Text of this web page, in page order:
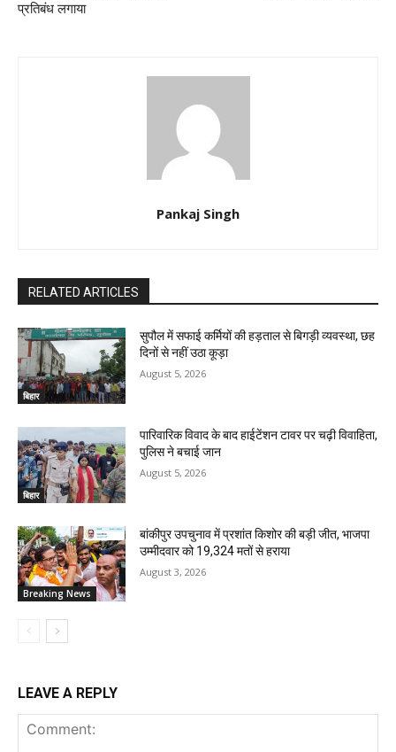
प्रतिबंध लगाया
Pankaj Singh
RELATED ARTICLES
बिहार
सुपौल में सफाई कर्मियों की हड़ताल से बिगड़ी व्यवस्था, छह
दिनों से नहीं उठा कूड़ा
August 5, 2026
बिहार
पारिवारिक विवाद के बाद हाईटेंशन टावर पर चढ़ी विवाहिता,
पुलिस ने बचाई जान
August 5, 2026
Breaking News
बांकीपुर उपचुनाव में प्रशांत किशोर की बड़ी जीत, भाजपा
उम्मीदवार को 19,324 मतों से हराया
August 3, 2026
LEAVE A REPLY